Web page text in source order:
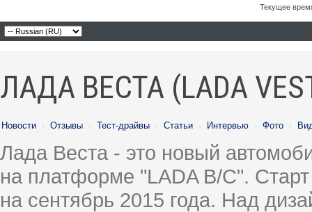
Текущее
ЛАДА ВЕСТА (LADA
Новости · Отзывы · Тест-драйвы · Статьи · Интервью · Фото ·
Лада Веста - это новый
на платформе "LADA B/C".
на сентябрь 2015 года. Над